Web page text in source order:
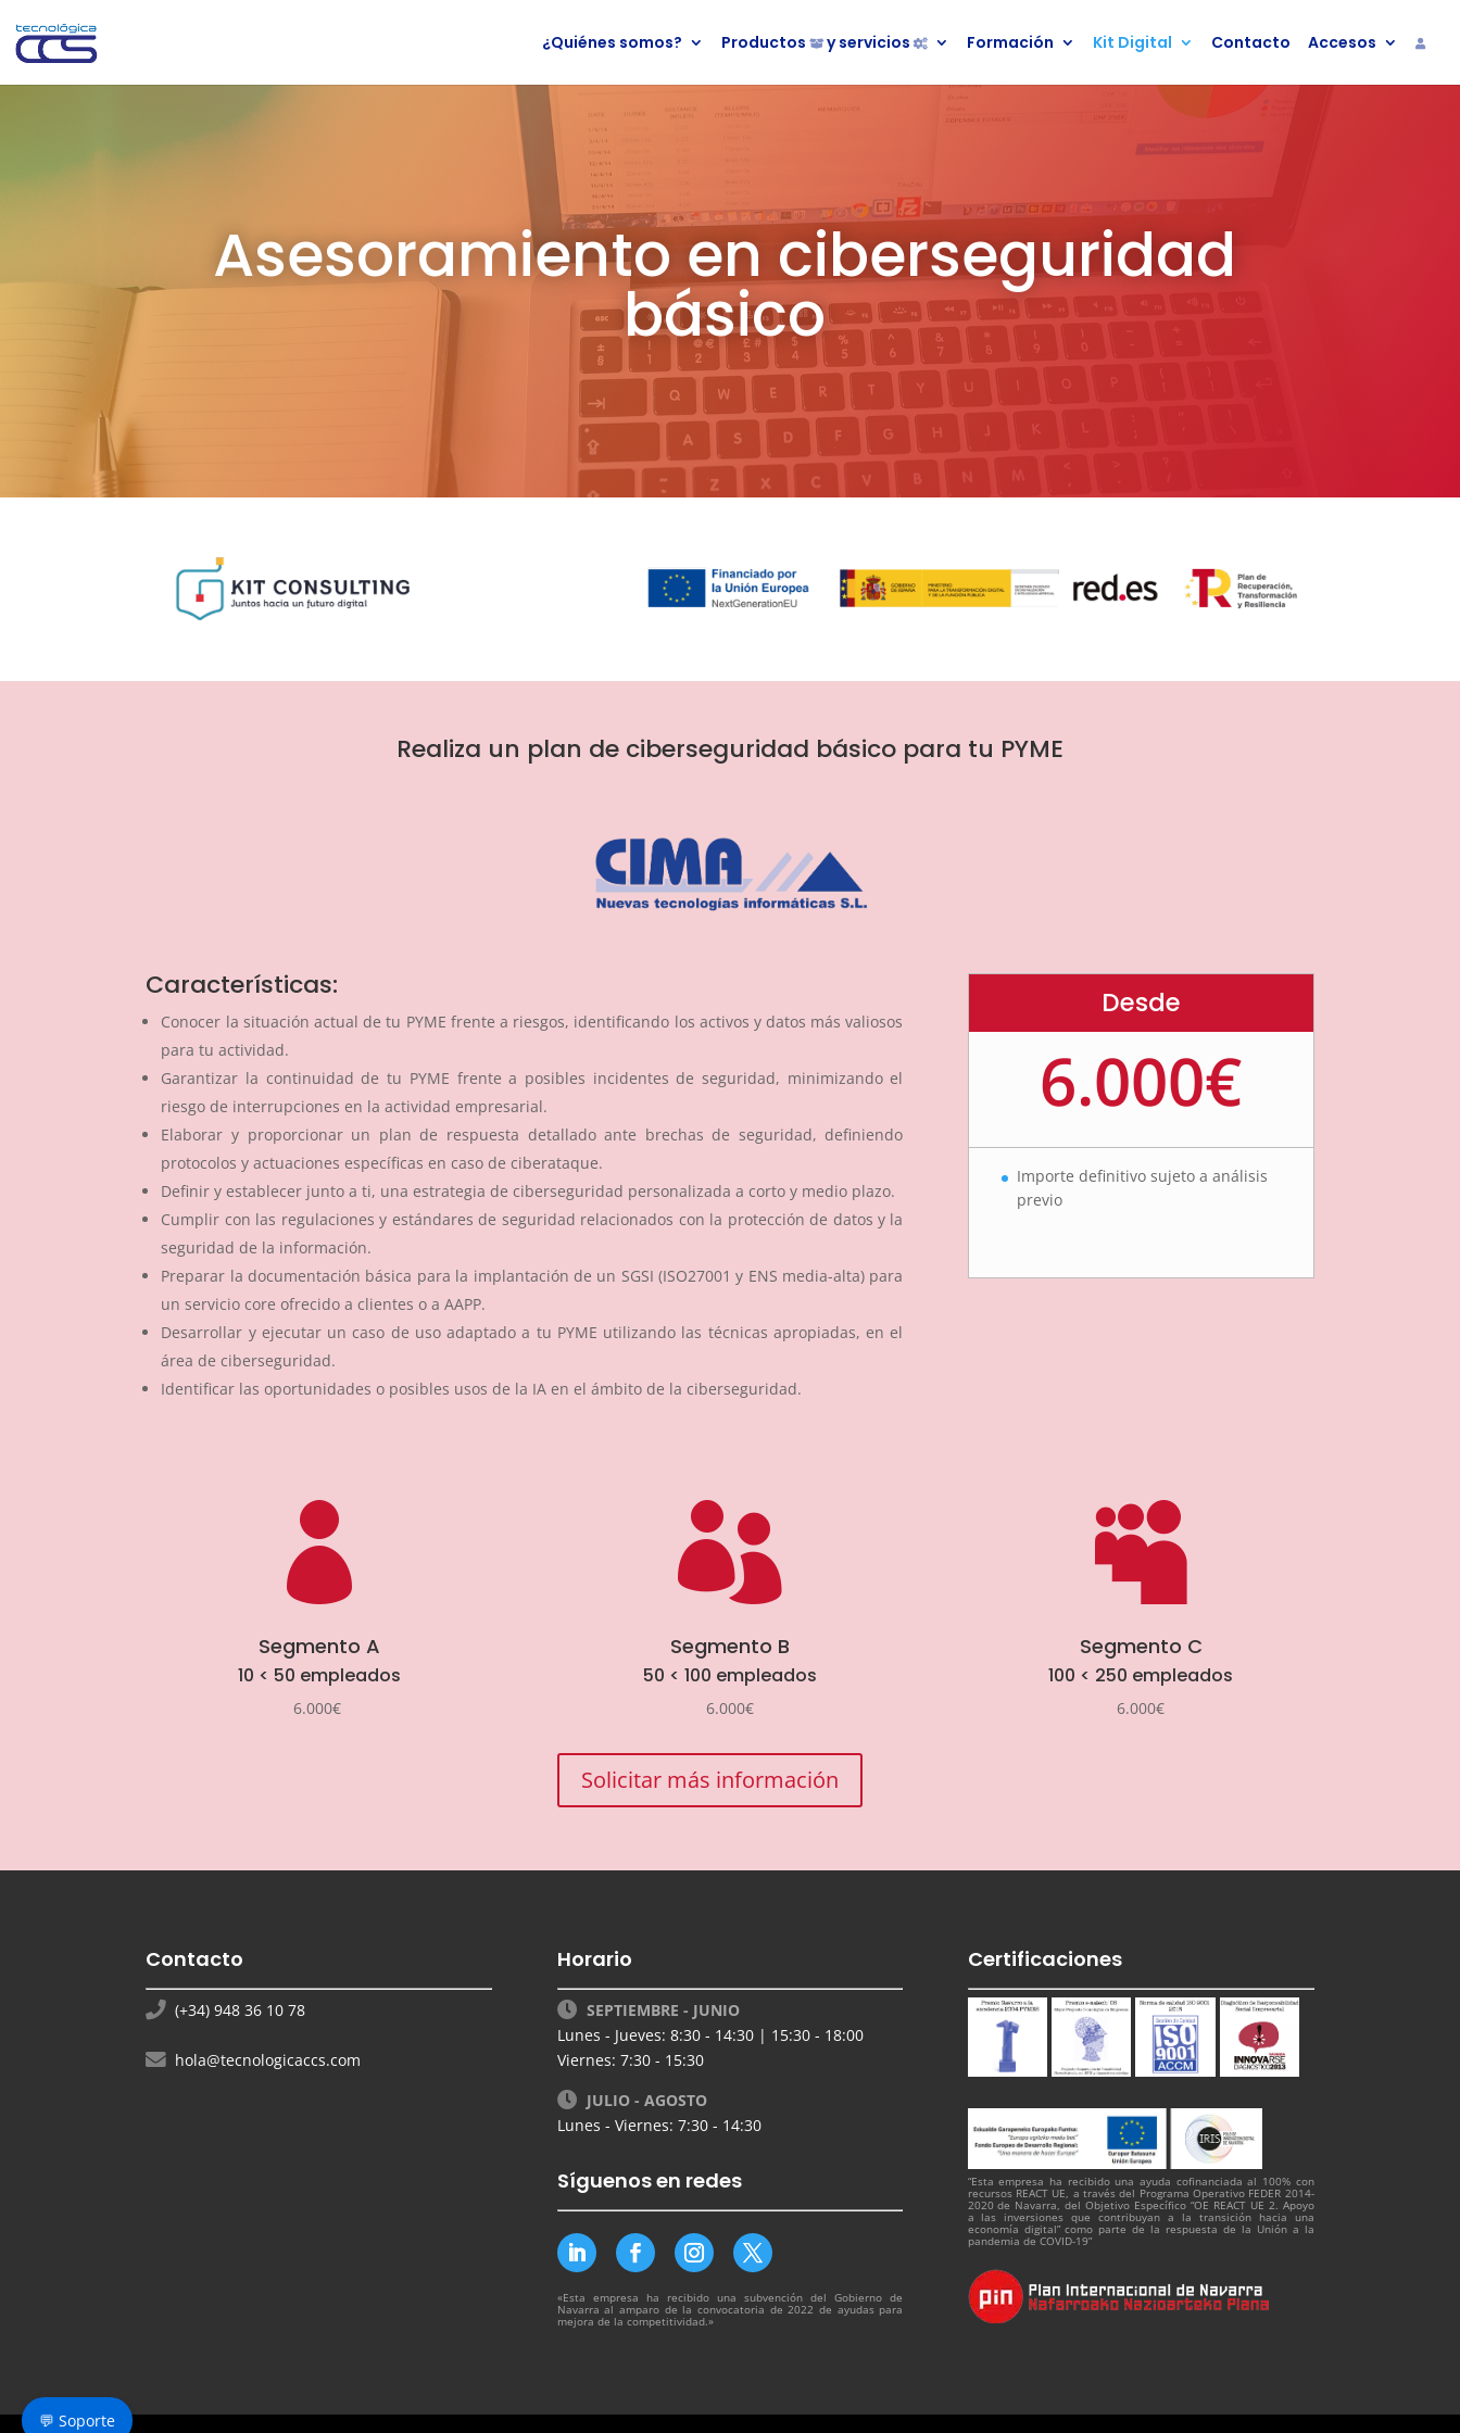
¿Quiénes somos? Productos y servicios Formación Kit Digital Contacto Accesos
Asesoramiento en ciberseguridad
básico
Realiza un plan de ciberseguridad básico para tu PYME
Características:
Conocer la situación actual de tu PYME frente a riesgos, identificando los activos y datos más valiosos
para tu actividad.
Garantizar la continuidad de tu PYME frente a posibles incidentes de seguridad, minimizando el
riesgo de interrupciones en la actividad empresarial.
Elaborar y proporcionar un plan de respuesta detallado ante brechas de seguridad, definiendo
protocolos y actuaciones específicas en caso de ciberataque.
Definir y establecer junto a ti, una estrategia de ciberseguridad personalizada a corto y medio plazo.
Cumplir con las regulaciones y estándares de seguridad relacionados con la protección de datos y la
seguridad de la información.
Preparar la documentación básica para la implantación de un SGSI (ISO27001 y ENS media-alta) para
un servicio core ofrecido a clientes o a AAPP.
Desarrollar y ejecutar un caso de uso adaptado a tu PYME utilizando las técnicas apropiadas, en el
área de ciberseguridad.
Identificar las oportunidades o posibles usos de la IA en el ámbito de la ciberseguridad.
Desde
6.000€
Importe definitivo sujeto a análisis
previo

Segmento A
10 < 50 empleados
6.000€

Segmento B
50 < 100 empleados
6.000€
Solicitar más información

Segmento C
100 < 250 empleados
6.000€
Contacto
(+34) 948 36 10 78
hola@tecnologicaccs.com
Horario
SEPTIEMBRE - JUNIO
Lunes - Jueves: 8:30 - 14:30 | 15:30 - 18:00
Viernes: 7:30 - 15:30
JULIO - AGOSTO
Lunes - Viernes: 7:30 - 14:30
Síguenos en redes
«Esta empresa ha recibido una subvención del Gobierno de
Navarra al amparo de la convocatoria de 2022 de ayudas para
mejora de la competitividad.»
Certificaciones
“Esta empresa ha recibido una ayuda cofinanciada al 100% con
recursos REACT UE, a través del Programa Operativo FEDER 2014-
2020 de Navarra, del Objetivo Específico “OE REACT UE 2. Apoyo
a las inversiones que contribuyan a la transición hacia una
economía digital” como parte de la respuesta de la Unión a la
pandemia de COVID-19”
💬 Soporte